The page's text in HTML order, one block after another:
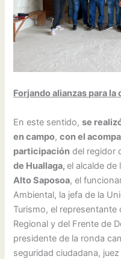
Forjando alianzas para
En este sentido,se
en campo,con el
participación del regidor
de Huallaga,el alcalde de
Alto Saposoa, el
Ambiental, la jefa de la
Turismo, el representante
Regional y del Frente de
presidente de la ronda
seguridad ciudadana,